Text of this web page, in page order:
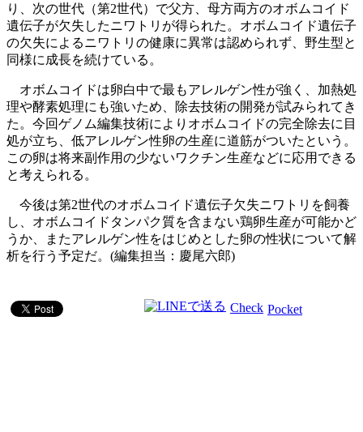
り、次の世代（第2世代）で父方、母方両方のオボムコイド
遺伝子が欠失したニワトリが得られた。オボムコイド遺伝子
の欠失によるニワトリの健康に異常は認められず、野生型と
同様に成長を続けている。
オボムコイドは卵白中で最もアレルゲン性が強く、加熱処
理や酵素処理にも強いため、除去技術の開発が試みられてき
た。今回ゲノム編集技術によりオボムコイドの完全除去に目
処が立ち、低アレルゲン性卵の生産に道筋がついたという。
この卵は将来副作用の少ないワクチン生産などに応用できる
と考えられる。
今後は第2世代のオボムコイド遺伝子欠失ニワトリを飼養
し、オボムコイドタンパク質を含まない鶏卵生産が可能かど
うか、またアレルゲン性をはじめとした卵の性状について解
析を行う予定だ。(編集担当：慶尾六郎)
Check Pocket